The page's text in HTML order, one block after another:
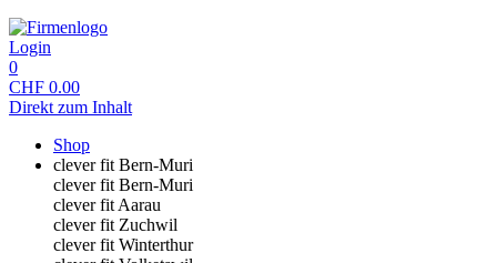
Login
0
CHF 0.00
Direkt zum Inhalt
Shop
clever fit Bern-Muri
clever fit Bern-Muri
clever fit Aarau
clever fit Zuchwil
clever fit Winterthur